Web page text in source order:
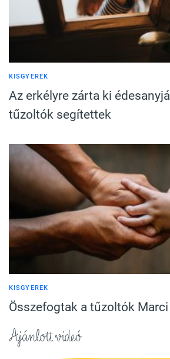
KISGYEREK
Az erkélyre zárta ki
tűzoltók segítettek
KISGYEREK
Összefogtak a tűzoltók
Ajánlott videó